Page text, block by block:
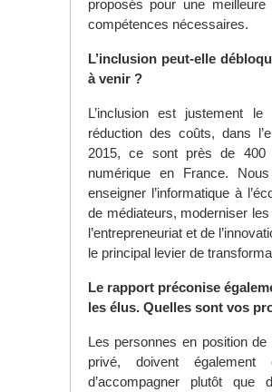
proposés pour une
compétences nécessaires.
L’inclusion peut-elle
à venir ?
L’inclusion est justement
réduction des coûts, dans
2015, ce sont près de
numérique en France.
enseigner l’informatique à
de médiateurs, moderniser
l’entrepreneuriat et de
le principal levier de
Le rapport préconise
les élus. Quelles sont vos
Les personnes en position
privé, doivent
d’accompagner plutôt